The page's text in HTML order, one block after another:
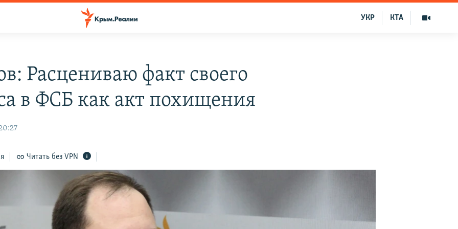
КТА
УКР
Расцениваю факт своего
в ФСБ как акт похищения
Читать без VPN